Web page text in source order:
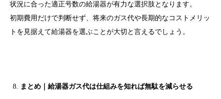
状況に合った適正号数の給湯器が有力な選択肢となります。
初期費用だけで判断せず、将来のガス代や長期的なコストメリッ
トを見据えて給湯器を選ぶことが大切と言えるでしょう。
まとめ｜給湯器ガス代は仕組みを知れば無駄を減らせる